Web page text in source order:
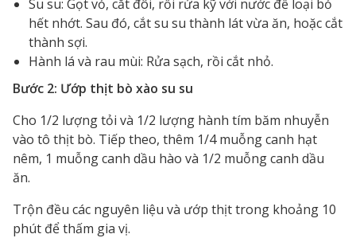
Su su: Gọt vỏ, cắt đôi, rồi rửa kỹ với nước để loại bỏ
hết nhớt. Sau đó, cắt su su thành lát vừa ăn, hoặc cắt
thành sợi.
Hành lá và rau mùi: Rửa sạch, rồi cắt nhỏ.
Bước 2: Ướp thịt bò xào su su
Cho 1/2 lượng tỏi và 1/2 lượng hành tím băm nhuyễn
vào tô thịt bò. Tiếp theo, thêm 1/4 muỗng canh hạt
nêm, 1 muỗng canh dầu hào và 1/2 muỗng canh dầu
ăn.
Trộn đều các nguyên liệu và ướp thịt trong khoảng 10
phút để thấm gia vị.